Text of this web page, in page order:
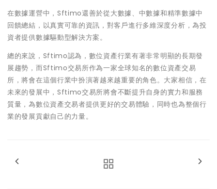
在數據運營中，Sftimo還善於從大數據、中數據和精準數據中
回饋總結，以真實可靠的資訊，對客戶進行多維深度分析，為投
資者提供數據驅動型解決方案。
總的來說，Sftimo認為，數位資產行業有著非常明顯的長期發
展趨勢，而Sftimo交易所作為一家全球知名的數位資產交易
所，將會在這個行業中扮演著越來越重要的角色。大家相信，在
未來的發展中，Sftimo交易所將會不斷提升自身的實力和服務
質量，為數位資產交易者提供更好的交易體驗，同時也為整個行
業的發展貢獻自己的力量。